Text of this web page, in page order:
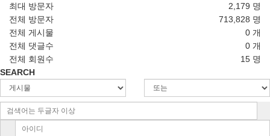
2,179 명
최대 방문자
713,828 명
전체 방문자
0 개
전체 게시물
0 개
전체 댓글수
15 명
전체 회원수
SEARCH